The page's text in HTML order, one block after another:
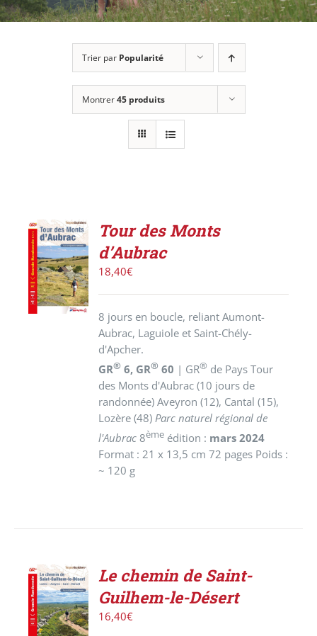
Trier par Popularité
Montrer45 produits
AJOUTER
AU
PANIER
/
DÉTAILS
Tour des Monts
d’Aubrac
18,40€
8 jours en boucle, reliant Aumont-
Aubrac, Laguiole et Saint-Chély-
d'Apcher.
GR® 6, GR® 60 | GR® de Pays Tour
des Monts d'Aubrac (10 jours de
randonnée) Aveyron (12), Cantal (15),
Lozère (48)Parc naturel régional de
l'Aubrac 8ème édition : mars 2024
Format : 21 x 13,5 cm 72 pages Poids :
~ 120 g
AJOUTER
AU
PANIER
/
Le chemin de Saint-
Guilhem-le-Désert
16,40€